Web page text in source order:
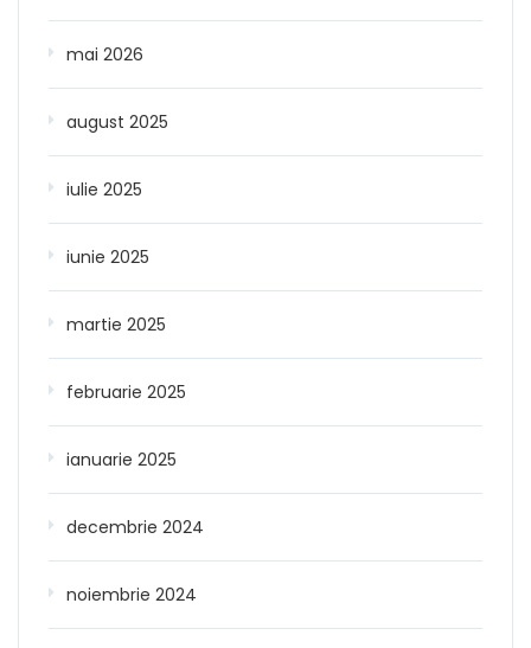
mai 2026
august 2025
iulie 2025
iunie 2025
martie 2025
februarie 2025
ianuarie 2025
decembrie 2024
noiembrie 2024